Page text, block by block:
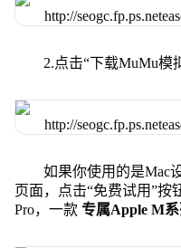
2.点击“下载MuMu模
如果你使用的是Mac
页面，点击“免费试用”按
Pro，一款 专属Apple M